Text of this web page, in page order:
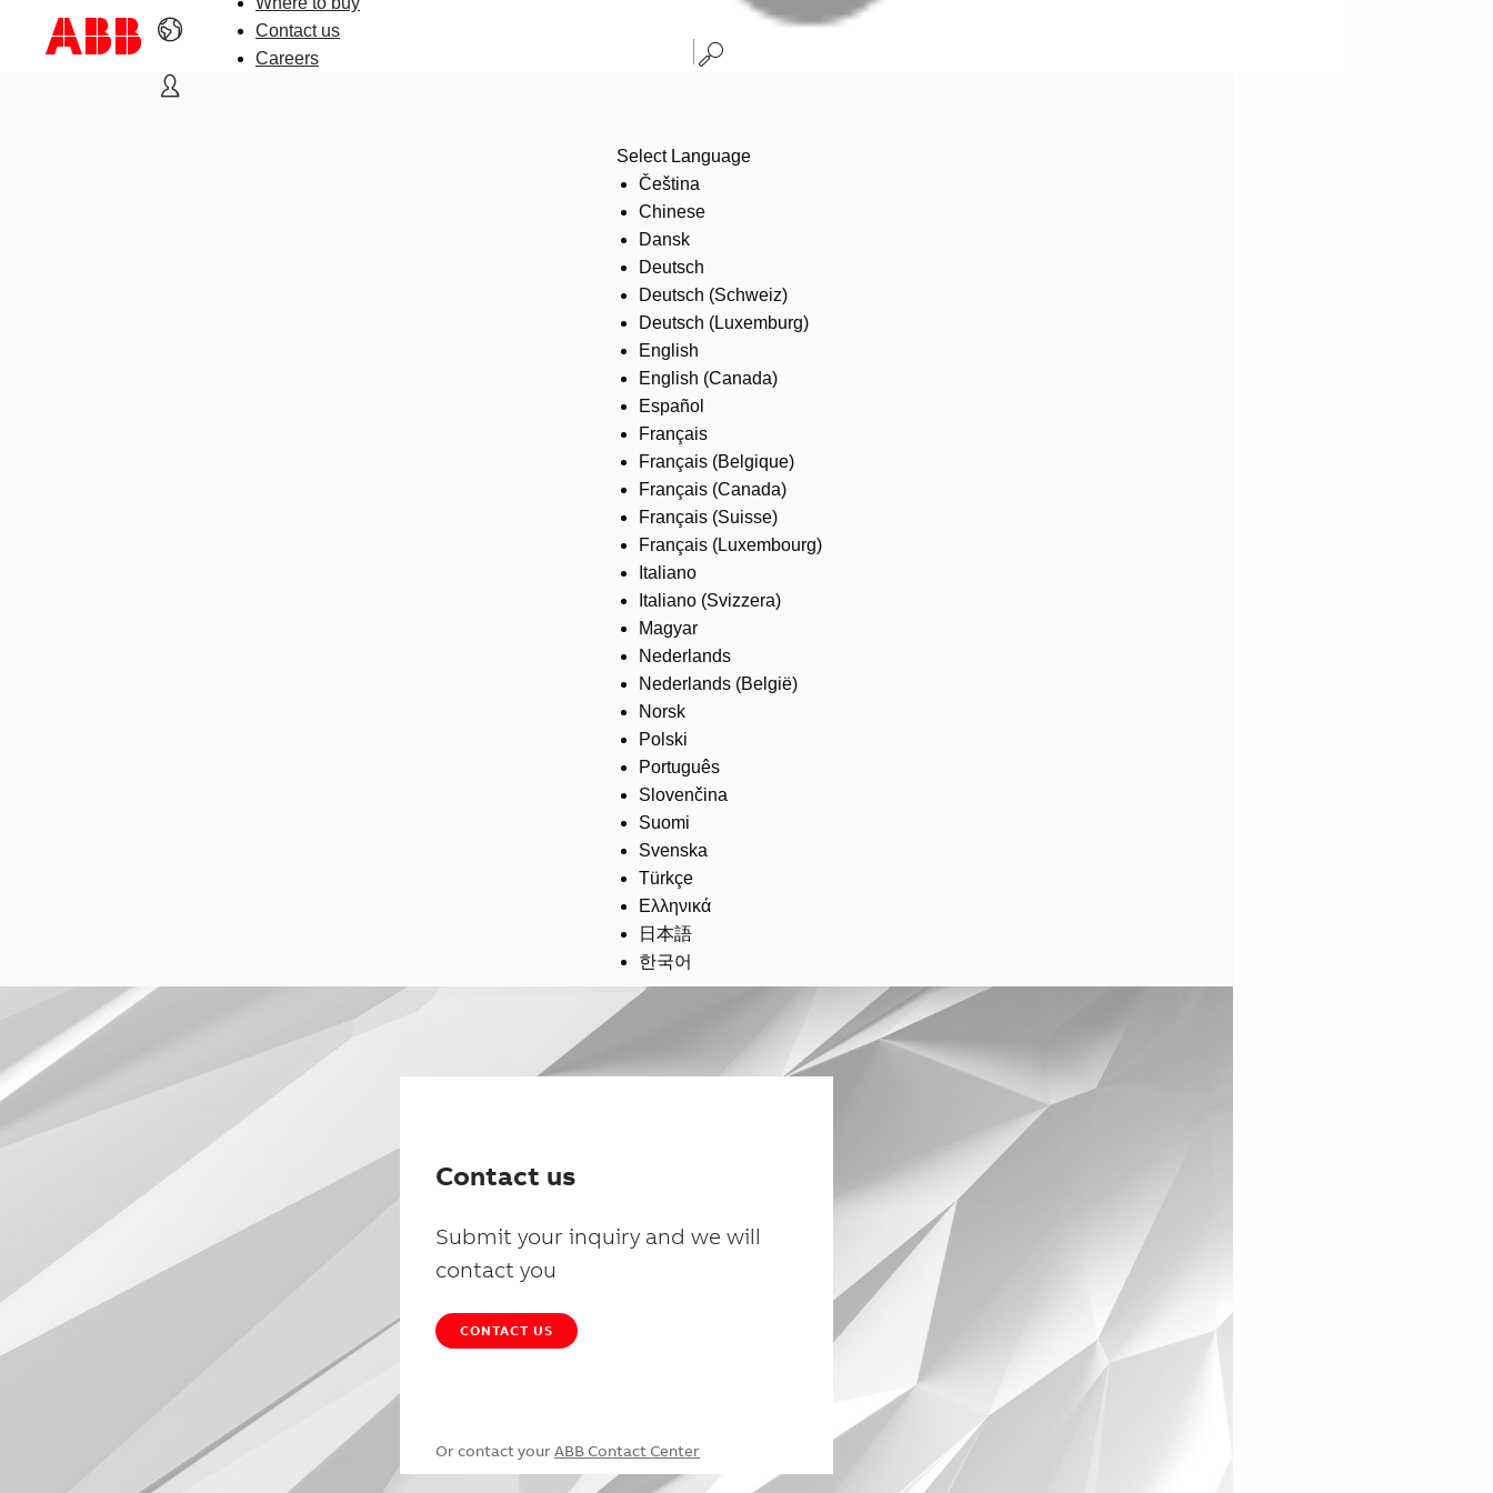
Contact us
Careers
Select Language
Čeština
Chinese
Dansk
Deutsch
Deutsch (Schweiz)
Deutsch (Luxemburg)
English
English (Canada)
Español
Français
Français (Belgique)
Français (Canada)
Français (Suisse)
Français (Luxembourg)
Italiano
Italiano (Svizzera)
Magyar
Nederlands
Nederlands (België)
Norsk
Polski
Português
Slovenčina
Suomi
Svenska
Türkçe
Ελληνικά
日本語
한국어
Contact us
Submit your inquiry and we will
contact you
CONTACT US
Or contact your ABB Contact Center